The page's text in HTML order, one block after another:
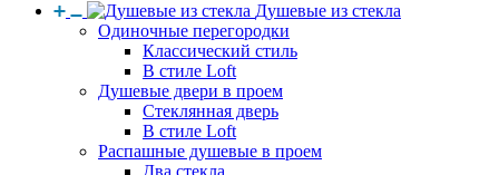
Душевые из стекла
Одиночные перегородки
Классический стиль
В стиле Loft
Душевые двери в проем
Стеклянная дверь
В стиле Loft
Распашные душевые в проем
Два стекла